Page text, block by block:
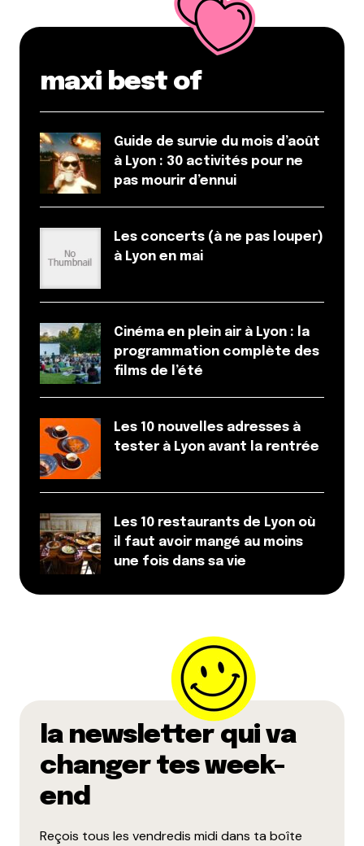
maxi best of
Guide de survie du mois d’août
à Lyon : 30 activités pour ne
pas mourir d’ennui
Les concerts (à ne pas louper)
à Lyon en mai
Cinéma en plein air à Lyon : la
programmation complète des
films de l’été
Les 10 nouvelles adresses à
tester à Lyon avant la rentrée
Les 10 restaurants de Lyon où
il faut avoir mangé au moins
une fois dans sa vie
la newsletter qui va
changer tes week-
end
Reçois tous les vendredis midi dans ta boîte